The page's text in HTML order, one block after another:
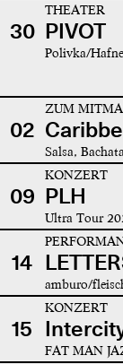
30
THEATER
PIVOT
Polivka/
02
ZUM
Salsa,
09
KONZERT
PLH
Ultra Tour
14
amburo/
15
KONZERT
FAT MAN